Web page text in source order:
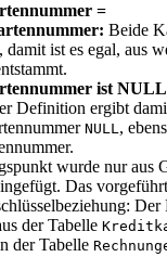
=
Beide
damit ist es egal, aus
ist
Definition ergibt
NULL,
wurde nur aus
Das
Der
der Tabelle
der Tabelle